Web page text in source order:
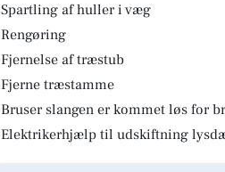
Spartling af huller i væg
Rengøring
Fjernelse af træstub
Fjerne træstamme
Bruser slangen er kommet løs for
Elektrikerhjælp til udskiftning